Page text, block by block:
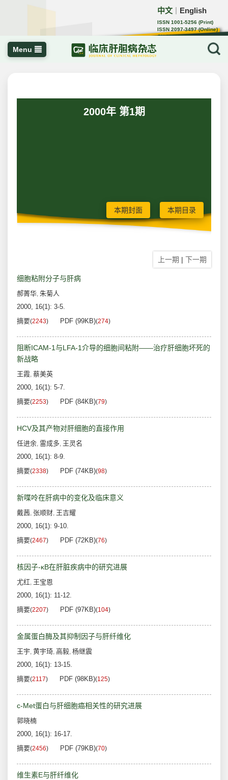
中文 English
ISSN 1001-5256 (Print)
ISSN 2097-3497 (Online)
CN 22-1108/R
Menu
2000年 第1期
本期封面 本期目录
上一期 | 下一期
细胞粘附分子与肝病
郝菁华, 朱菊人
2000, 16(1): 3-5.
摘要(2243) PDF (99KB)(274)
阻断ICAM-1与LFA-1介导的细胞间粘附——治疗肝细胞坏死的
新战略
王霞, 蔡美英
2000, 16(1): 5-7.
摘要(2253) PDF (84KB)(79)
HCV及其产物对肝细胞的直接作用
任进余, 雷成多, 王灵名
2000, 16(1): 8-9.
摘要(2338) PDF (74KB)(98)
新喋呤在肝病中的变化及临床意义
戴茜, 张顺财, 王吉耀
2000, 16(1): 9-10.
摘要(2467) PDF (72KB)(76)
核因子-κB在肝脏疾病中的研究进展
尤红, 王宝恩
2000, 16(1): 11-12.
摘要(2207) PDF (97KB)(104)
金属蛋白酶及其抑制因子与肝纤维化
王宇, 黄宇琦, 高毅, 杨继震
2000, 16(1): 13-15.
摘要(2117) PDF (98KB)(125)
c-Met蛋白与肝细胞癌相关性的研究进展
郭晓楠
2000, 16(1): 16-17.
摘要(2456) PDF (79KB)(70)
维生素E与肝纤维化